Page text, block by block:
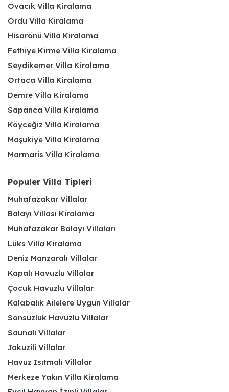
Ovacık Villa Kiralama
Ordu Villa Kiralama
Hisarönü Villa Kiralama
Fethiye Kirme Villa Kiralama
Seydikemer Villa Kiralama
Ortaca Villa Kiralama
Demre Villa Kiralama
Sapanca Villa Kiralama
Köyceğiz Villa Kiralama
Maşukiye Villa Kiralama
Marmaris Villa Kiralama
Populer Villa Tipleri
Muhafazakar Villalar
Balayı Villası Kiralama
Muhafazakar Balayı Villaları
Lüks Villa Kiralama
Deniz Manzaralı Villalar
Kapalı Havuzlu Villalar
Çocuk Havuzlu Villalar
Kalabalık Ailelere Uygun Villalar
Sonsuzluk Havuzlu Villalar
Saunalı Villalar
Jakuzili Villalar
Havuz Isıtmalı Villalar
Merkeze Yakın Villa Kiralama